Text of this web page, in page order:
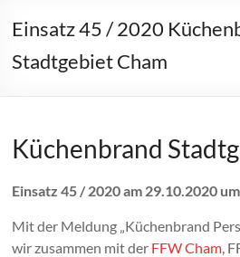
Einsatz 45 / 2020
Stadtgebiet Cham
Küchenbrand
Einsatz 45 / 2020 am 29.10.2020
Mit der Meldung „Küchenbrand
wir zusammen mit der FFW Cham,